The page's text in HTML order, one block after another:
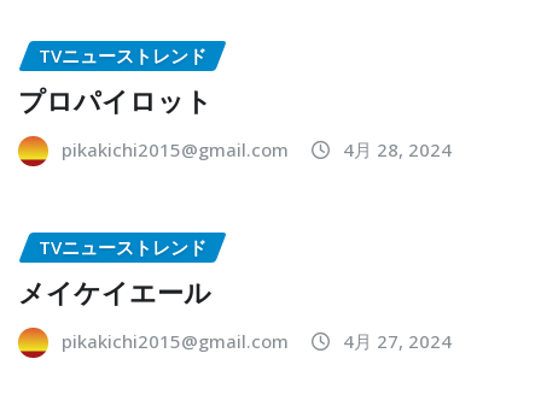
TVニューストレンド
プロパイロット
pikakichi2015@gmail.com 4月 28, 2024
TVニューストレンド
メイケイエール
pikakichi2015@gmail.com 4月 27, 2024